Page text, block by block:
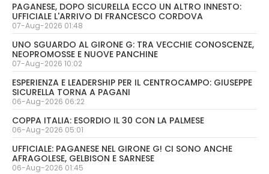
PAGANESE, DOPO SICURELLA ECCO UN ALTRO INNESTO:
UFFICIALE L'ARRIVO DI FRANCESCO CORDOVA
07-Aug-2026 01:48
UNO SGUARDO AL GIRONE G: TRA VECCHIE CONOSCENZE,
NEOPROMOSSE E NUOVE PANCHINE
07-Aug-2026 10:02
ESPERIENZA E LEADERSHIP PER IL CENTROCAMPO: GIUSEPPE
SICURELLA TORNA A PAGANI
06-Aug-2026 06:22
COPPA ITALIA: ESORDIO IL 30 CON LA PALMESE
06-Aug-2026 05:01
UFFICIALE: PAGANESE NEL GIRONE G! CI SONO ANCHE
AFRAGOLESE, GELBISON E SARNESE
06-Aug-2026 01:45